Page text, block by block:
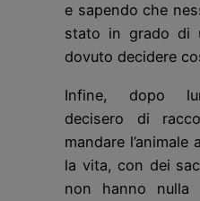
e sapendo che
stato in grado di
dovuto decidere
Infine, dopo
decisero di
mandare
la vita, con dei
non hanno nulla